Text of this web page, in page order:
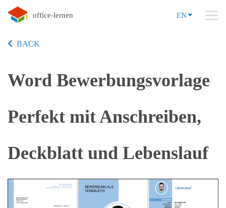
office-lernen EN
BACK
Word Bewerbungsvorlage
Perfekt mit Anschreiben,
Deckblatt und Lebenslauf